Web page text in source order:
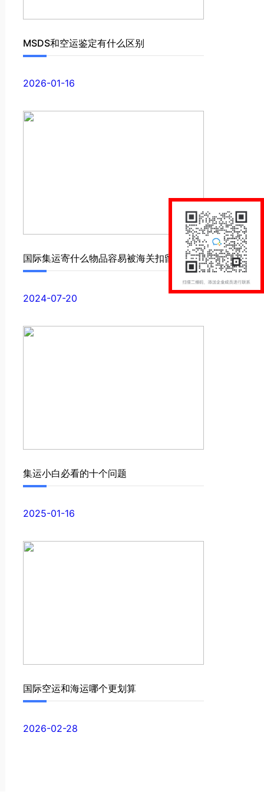
MSDS和空运鉴定有什么区别
2026-01-16
国际集运寄什么物品容易被海关扣留
2024-07-20
集运小白必看的十个问题
2025-01-16
国际空运和海运哪个更划算
2026-02-28